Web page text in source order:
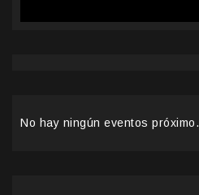
No hay ningún eventos próximo.